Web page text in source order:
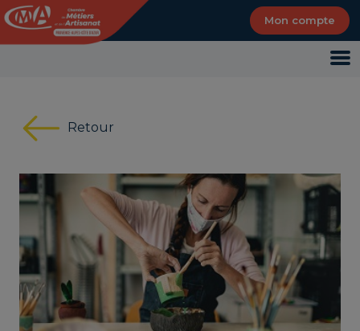
Mon compte
Retour
Panneau de gestion des cookies